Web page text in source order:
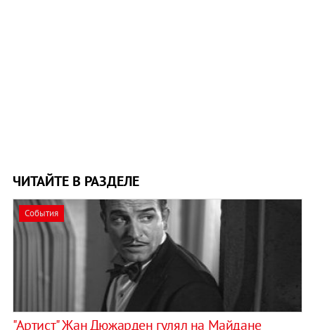
ЧИТАЙТЕ В РАЗДЕЛЕ
События
"Артист" Жан Дюжарден гулял на Майдане